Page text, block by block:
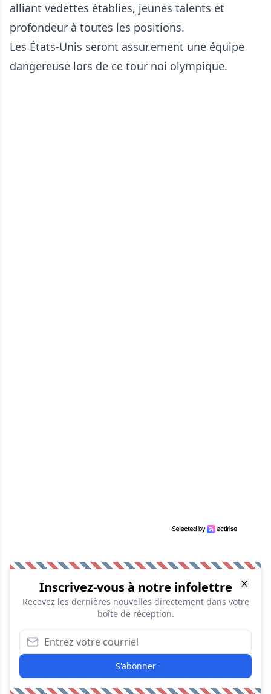
alliant vedettes établies, jeunes talents et
profondeur à toutes les positions.
Les États-Unis seront assur.ement une équipe
dangereuse lors de ce tour noi olympique.
Inscrivez-vous à notre infolettre
Recevez les dernières nouvelles directement dans votre
boîte de réception.
S'abonner